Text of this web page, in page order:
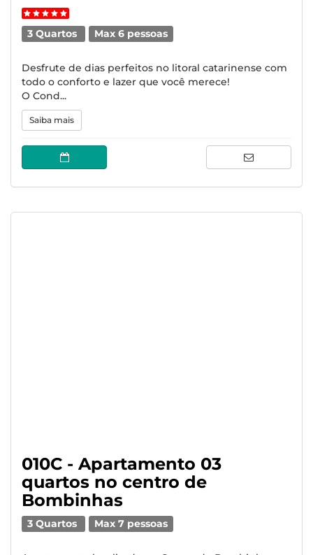
3 Quartos Max 6 pessoas
Desfrute de dias perfeitos no litoral catarinense com
todo o conforto e lazer que você merece!
O Cond...
Saiba mais
010C - Apartamento 03
quartos no centro de
Bombinhas
3 Quartos Max 7 pessoas